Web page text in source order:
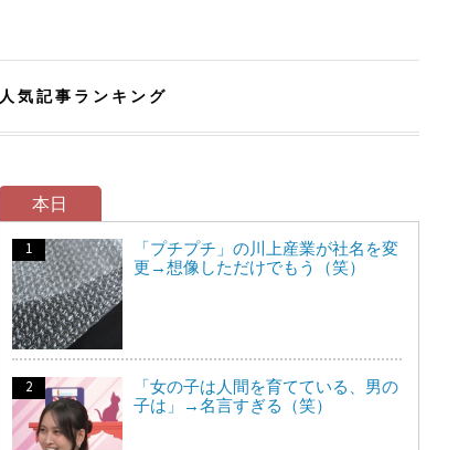
人気記事ランキング
本日
「プチプチ」の川上産業が社名を変
更→想像しただけでもう（笑）
「女の子は人間を育てている、男の
子は」→名言すぎる（笑）